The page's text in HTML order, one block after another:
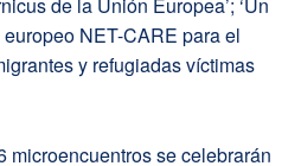
NET-CARE para el
y refugiadas víctimas
microencuentros se celebrarán